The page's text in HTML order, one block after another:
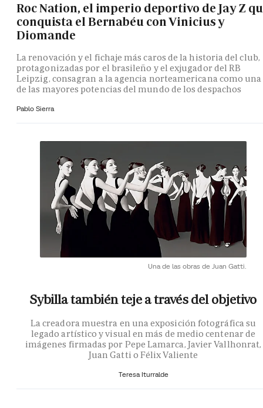
Roc Nation, el imperio deportivo de Jay Z
conquista el Bernabéu con Vinicius y
Diomande
La renovación y el fichaje más caros de la historia del club,
protagonizadas por el brasileño y el exjugador del RB
Leipzig, consagran a la agencia norteamericana como una
de las mayores potencias del mundo de los despachos
Pablo Sierra
Una de las obras de Juan Gatti.
Sybilla también teje a través del objetivo
La creadora muestra en una exposición fotográfica su
legado artístico y visual en más de medio centenar de
imágenes firmadas por Pepe Lamarca, Javier Vallhonrat,
Juan Gatti o Félix Valiente
Teresa Iturralde